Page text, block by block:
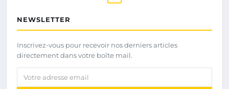
NEWSLETTER
Inscrivez-vous pour recevoir nos derniers articles
directement dans votre boîte mail.
Votre adresse email